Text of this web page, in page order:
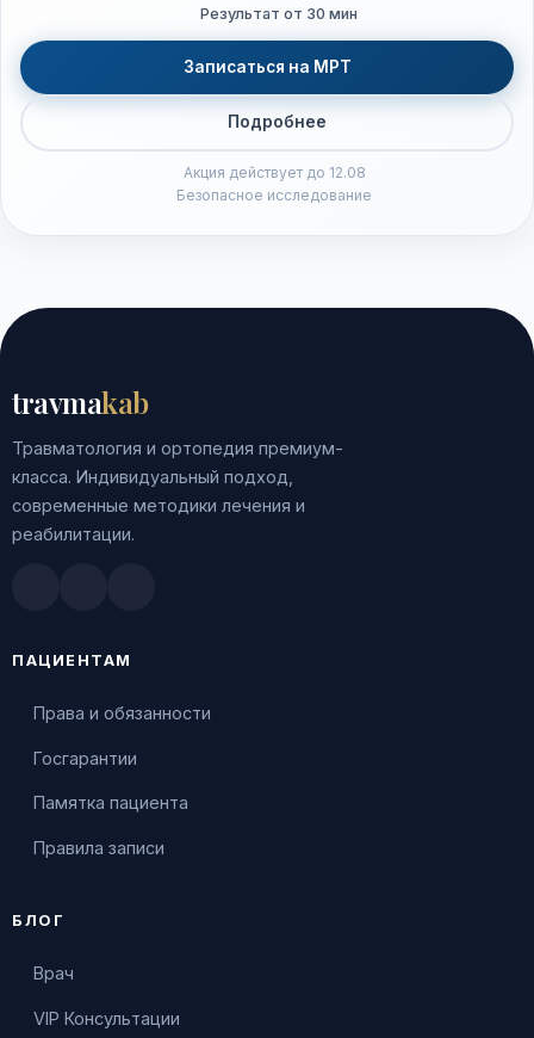
Результат от 30 мин
Записаться на МРТ
Подробнее
Акция действует до 12.08
Безопасное исследование
travmakab
Травматология и ортопедия премиум-
класса. Индивидуальный подход,
современные методики лечения и
реабилитации.
ПАЦИЕНТАМ
Права и обязанности
Госгарантии
Памятка пациента
Правила записи
БЛОГ
Врач
VIP Консультации